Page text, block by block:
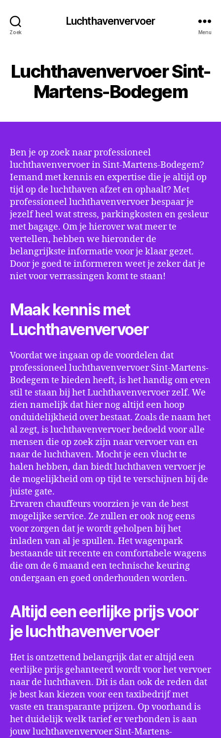
Zoek
Luchthavenvervoer
Menu
Luchthavenvervoer Sint-
Martens-Bodegem
Ben je op zoek naar professioneel
luchthavenvervoer in Sint-Martens-Bodegem?
Iemand met kennis en expertise die je altijd op
tijd op de luchthaven afzet en ophaalt? Met
professioneel luchthavenvervoer bespaar je
jezelf heel wat stress, parkingkosten en gesleur
met bagage. Om je hierover wat meer te
vertellen, hebben we hieronder de
belangrijkste informatie voor je klaar gezet.
Door je goed te informeren weet je zeker dat je
niet voor verrassingen komt te staan!
Maak kennis met
Luchthavenvervoer
Voordat we ingaan op de voordelen dat
professioneel luchthavenvervoer Sint-Martens-
Bodegem te bieden heeft, is het handig om even
stil te staan bij het Luchthavenvervoer zelf. We
zien namelijk dat hier nog altijd een hoop
onduidelijkheid over bestaat. Zoals de naam het
al zegt, is luchthavenvervoer bedoeld voor alle
mensen die op zoek zijn naar vervoer van en
naar de luchthaven. Mocht je een vlucht te
halen hebben, dan biedt luchthaven vervoer je
de mogelijkheid om op tijd te verschijnen bij de
juiste gate.
Ervaren chauffeurs voorzien je van de best
mogelijke service. Ze zullen er ook nog eens
voor zorgen dat je wordt geholpen bij het
inladen van al je spullen. Het wagenpark
bestaande uit recente en comfortabele wagens
die om de 6 maand een technische keuring
ondergaan en goed onderhouden worden.
Altijd een eerlijke prijs voor
je luchthavenvervoer
Het is ontzettend belangrijk dat er altijd een
eerlijke prijs gehanteerd wordt voor het vervoer
naar de luchthaven. Dit is dan ook de reden dat
je best kan kiezen voor een taxibedrijf met
vaste en transparante prijzen. Op voorhand is
het duidelijk welk tarief er verbonden is aan
jouw luchthavenvervoer Sint-Martens-